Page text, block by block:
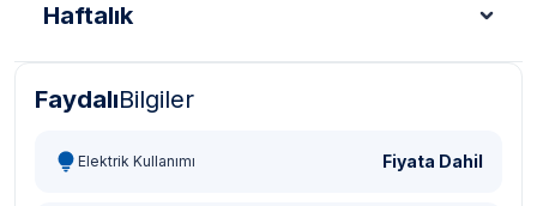
Haftalık
Türk Lirası - TL
FaydalıBilgiler
Elektrik Kullanımı Fiyata Dahil